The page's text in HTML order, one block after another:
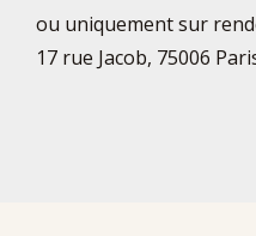
ou uniquement sur
17 rue Jacob, 75006